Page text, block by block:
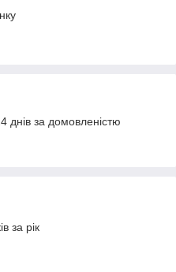
днів за домовленістю
за рік